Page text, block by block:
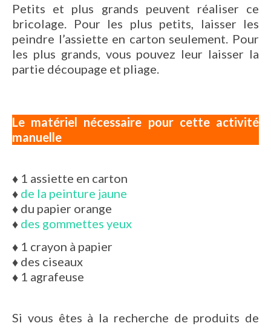
Petits et plus grands peuvent réaliser ce
bricolage. Pour les plus petits, laisser les
peindre l’assiette en carton seulement. Pour
les plus grands, vous pouvez leur laisser la
partie découpage et pliage.
Le matériel nécessaire pour cette activité
manuelle
♦ 1 assiette en carton
♦ de la peinture jaune
♦ du papier orange
♦ des gommettes yeux
♦ 1 crayon à papier
♦ des ciseaux
♦ 1 agrafeuse
Si vous êtes à la recherche de produits de